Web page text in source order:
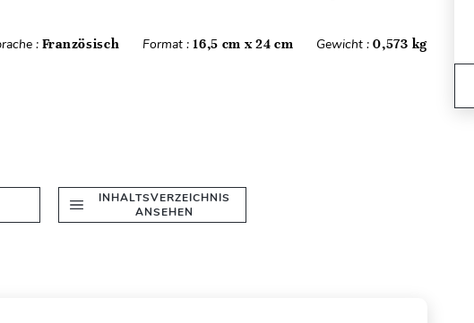
: Französisch Format :16,5 cm x 24 cm Gewicht :0,573 kg
INHALTSVERZEICHNIS
ANSEHEN